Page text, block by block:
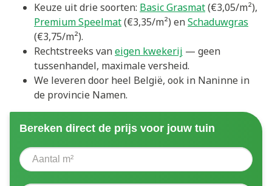
Keuze uit drie soorten: Basic Grasmat(€3,05/m²),
Premium Speelmat(€3,35/m²) enSchaduwgras
(€3,75/m²).
Rechtstreeks vaneigen kwekerij — geen
tussenhandel, maximale versheid.
We leveren door heel België, ook in Naninne in
de provincie Namen.
Bereken direct de prijs voor jouw tuin